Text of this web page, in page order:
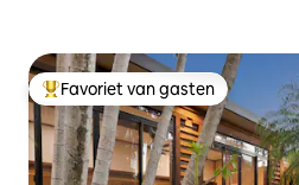
Topfavoriet van gasten
Favoriet van gasten